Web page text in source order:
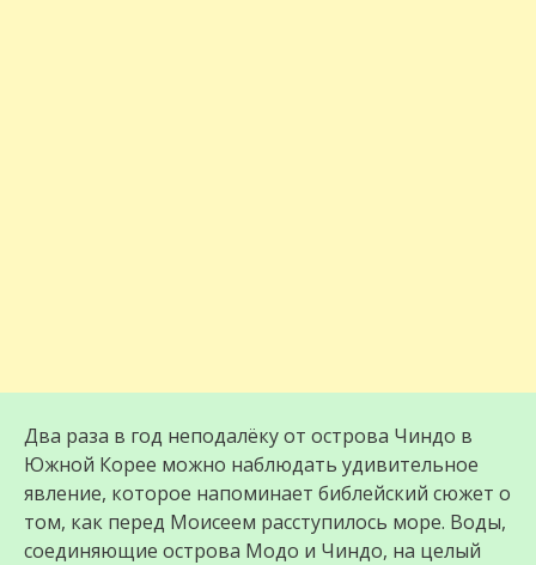
Два раза в год неподалёку от острова Чиндо в
Южной Корее можно наблюдать удивительное
явление, которое напоминает библейский сюжет о
том, как перед Моисеем расступилось море. Воды,
соединяющие острова Модо и Чиндо, на целый